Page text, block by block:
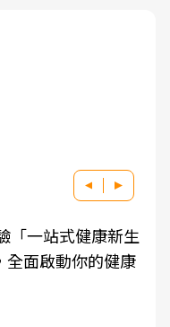
「一站式健康新生
全面啟動你的健康